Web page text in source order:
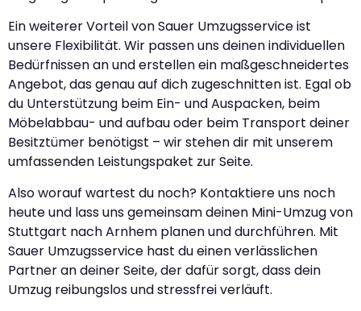
Ein weiterer Vorteil von Sauer Umzugsservice ist
unsere Flexibilität. Wir passen uns deinen individuellen
Bedürfnissen an und erstellen ein maßgeschneidertes
Angebot, das genau auf dich zugeschnitten ist. Egal ob
du Unterstützung beim Ein- und Auspacken, beim
Möbelabbau- und aufbau oder beim Transport deiner
Besitztümer benötigst – wir stehen dir mit unserem
umfassenden Leistungspaket zur Seite.
Also worauf wartest du noch? Kontaktiere uns noch
heute und lass uns gemeinsam deinen Mini-Umzug von
Stuttgart nach Arnhem planen und durchführen. Mit
Sauer Umzugsservice hast du einen verlässlichen
Partner an deiner Seite, der dafür sorgt, dass dein
Umzug reibungslos und stressfrei verläuft.